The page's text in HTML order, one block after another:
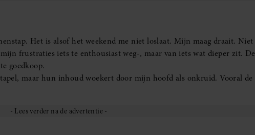
Het is alsof het weekend me niet loslaat. Mijn maag draait. Niet
frustraties iets te enthousiast weg-, maar van iets wat dieper zit. De
goedkoop.
maar hun inhoud woekert door mijn hoofd als onkruid. Vooral de